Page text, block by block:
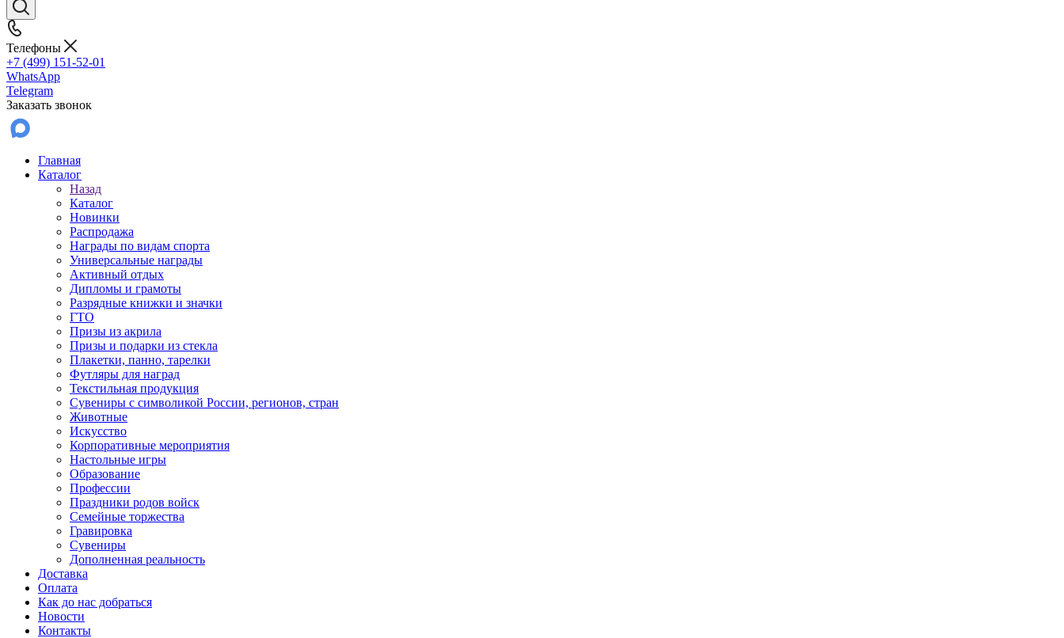
Телефоны
+7 (499) 151-52-01
WhatsApp
Telegram
Заказать звонок
Главная
Каталог
Назад
Каталог
Новинки
Распродажа
Награды по видам спорта
Универсальные награды
Активный отдых
Дипломы и грамоты
Разрядные книжки и значки
ГТО
Призы из акрила
Призы и подарки из стекла
Плакетки, панно, тарелки
Футляры для наград
Текстильная продукция
Сувениры с символикой России, регионов, стран
Животные
Искусство
Корпоративные мероприятия
Настольные игры
Образование
Профессии
Праздники родов войск
Семейные торжества
Гравировка
Сувениры
Дополненная реальность
Доставка
Оплата
Как до нас добраться
Новости
Контакты